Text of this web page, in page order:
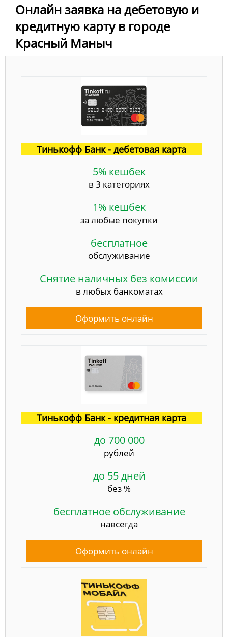
Онлайн заявка на дебетовую и
кредитную карту в городе
Красный Маныч
Тинькофф Банк - дебетовая карта
5% кешбек
в 3 категориях
1% кешбек
за любые покупки
бесплатное
обслуживание
Снятие наличных без комиссии
в любых банкоматах
Оформить онлайн
Тинькофф Банк - кредитная карта
до 700 000
рублей
до 55 дней
без %
бесплатное обслуживание
навсегда
Оформить онлайн